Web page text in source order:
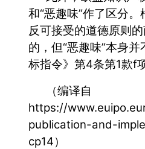
和“恶趣味”作了区分
反可接受的道德原则
的，但“恶趣味”本身
标指令》第4条第1款f
（编译自
https://
publication-and-
cp14）